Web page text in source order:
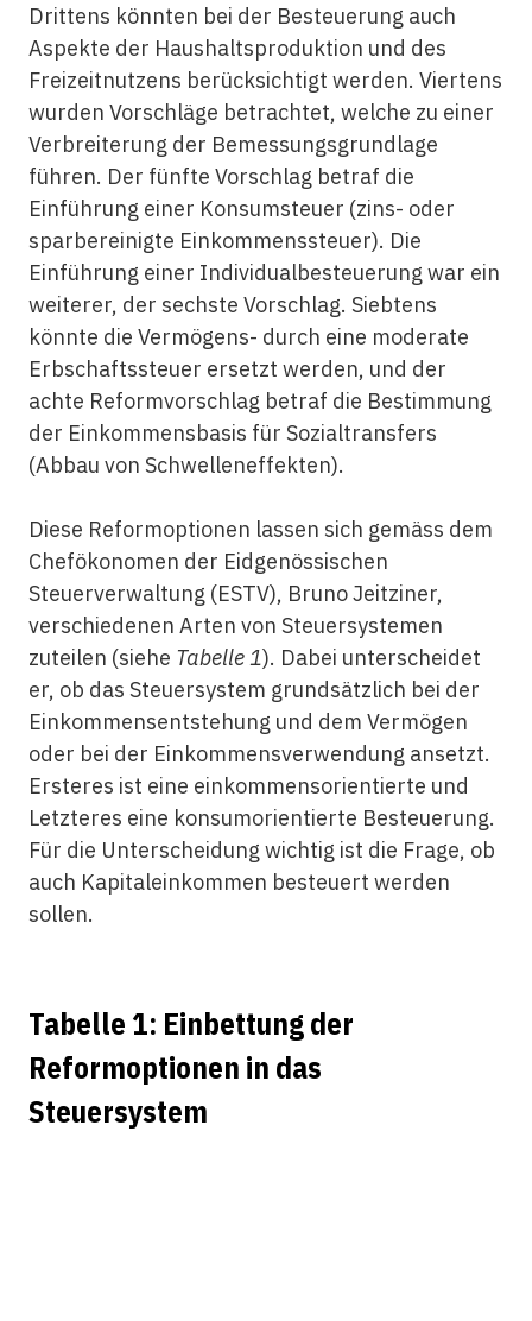
Drittens könnten bei der Besteuerung auch
Aspekte der Haushaltsproduktion und des
Freizeitnutzens berücksichtigt werden. Viertens
wurden Vorschläge betrachtet, welche zu einer
Verbreiterung der Bemessungsgrundlage
führen. Der fünfte Vorschlag betraf die
Einführung einer Konsumsteuer (zins- oder
sparbereinigte Einkommenssteuer). Die
Einführung einer Individualbesteuerung war ein
weiterer, der sechste Vorschlag. Siebtens
könnte die Vermögens- durch eine moderate
Erbschaftssteuer ersetzt werden, und der
achte Reformvorschlag betraf die Bestimmung
der Einkommensbasis für Sozialtransfers
(Abbau von Schwelleneffekten).
Diese Reformoptionen lassen sich gemäss dem
Chefökonomen der Eidgenössischen
Steuerverwaltung (ESTV), Bruno Jeitziner,
verschiedenen Arten von Steuersystemen
zuteilen (siehe Tabelle 1). Dabei unterscheidet
er, ob das Steuersystem grundsätzlich bei der
Einkommensentstehung und dem Vermögen
oder bei der Einkommensverwendung ansetzt.
Ersteres ist eine einkommensorientierte und
Letzteres eine konsumorientierte Besteuerung.
Für die Unterscheidung wichtig ist die Frage, ob
auch Kapitaleinkommen besteuert werden
sollen.
Tabelle 1: Einbettung der
Reformoptionen in das
Steuersystem